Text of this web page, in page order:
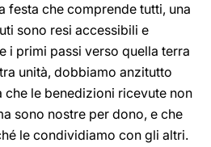
festa che comprende tutti, una
sono resi accessibili e
i primi passi verso quella terra
unità, dobbiamo anzitutto
le benedizioni ricevute non
sono nostre per dono, e che
le condividiamo con gli altri.